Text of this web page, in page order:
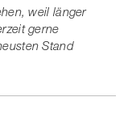
weil länger
gerne
Stand